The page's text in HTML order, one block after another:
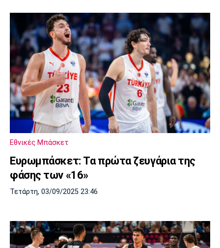
Εθνικές Μπάσκετ
Ευρωμπάσκετ: Τα πρώτα ζευγάρια της
φάσης των «16»
Τετάρτη, 03/09/2025 23:46